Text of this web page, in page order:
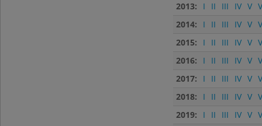
2013:
I II III IV V
2014:
I II III IV V
2015:
I II III IV V
2016:
I II III IV V
2017:
I II III IV V
2018:
I II III IV V
2019:
I II III IV V